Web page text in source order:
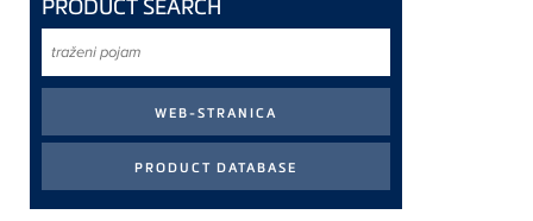
PRODUCT SEARCH
pojam